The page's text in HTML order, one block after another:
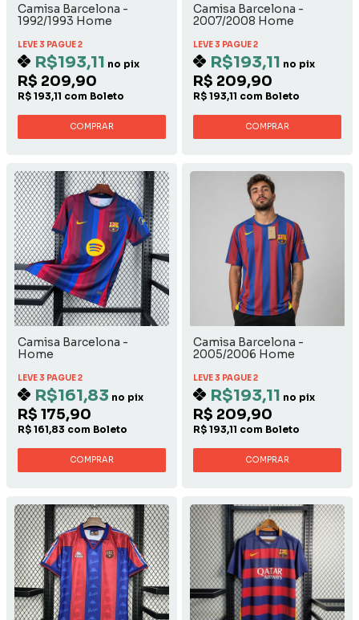
Camisa Barcelona -
1992/1993 Home
LEVE 3 PAGUE 2
R$193,11 no pix
R$ 209,90
R$ 193,11 com Boleto
COMPRAR
Camisa Barcelona -
2007/2008 Home
LEVE 3 PAGUE 2
R$193,11 no pix
R$ 209,90
R$ 193,11 com Boleto
COMPRAR
Camisa Barcelona -
Home
LEVE 3 PAGUE 2
R$161,83 no pix
R$ 175,90
R$ 161,83 com Boleto
COMPRAR
Camisa Barcelona -
2005/2006 Home
LEVE 3 PAGUE 2
R$193,11 no pix
R$ 209,90
R$ 193,11 com Boleto
COMPRAR